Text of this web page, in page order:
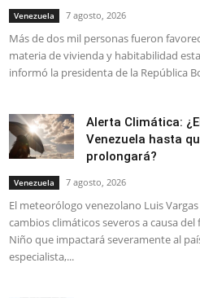
Venezuela 7 agosto, 2026
Más de dos mil personas fueron
materia de vivienda y habitabilidad
informó la presidenta de la República
Alerta Climática:
Venezuela hasta
prolongará?
Venezuela 7 agosto, 2026
El meteorólogo venezolano Luis
cambios climáticos severos a causa del
Niño que impactará severamente al
especialista,...